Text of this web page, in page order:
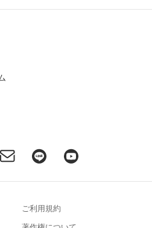
ご利用規約